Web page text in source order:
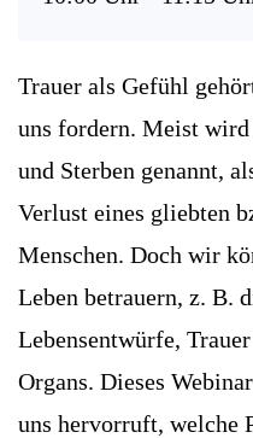
Trauer als Gefühl
uns fordern. Meist
und Sterben genannt,
Verlust eines gliebten
Menschen. Doch wir
Leben betrauern, z. B.
Lebensentwürfe,
Organs. Dieses
uns hervorruft, welche